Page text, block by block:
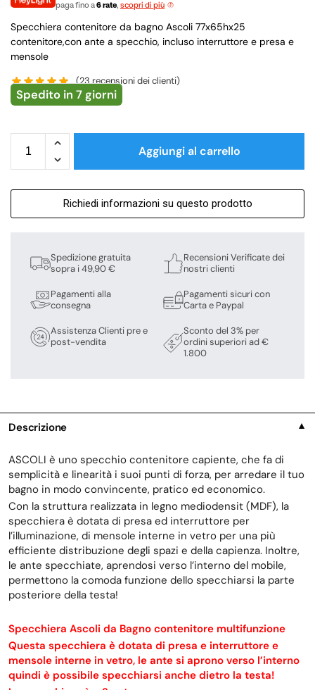
paga fino a6 rate, scopri di più
Specchiera contenitore da bagno Ascoli 77x65hx25
contenitore,con ante a specchio, incluso interruttore e presa e
mensole
(23recensioni dei clienti)
Spedito in 7 giorni
Aggiungi al carrello
Richiedi informazioni su questo prodotto
Spedizione gratuita
sopra i 49,90 €
Pagamenti alla
consegna
Assistenza Clienti pre e
post-vendita
Recensioni Verificate dei
nostri clienti
Pagamenti sicuri con
Carta e Paypal
Sconto del 3% per
ordini superiori ad €
1.800
Descrizione ▼
ASCOLI è uno specchio contenitore capiente, che fa di
semplicità e linearità i suoi punti di forza, per arredare il tuo
bagno in modo convincente, pratico ed economico.
Con la struttura realizzata in legno mediodensit (MDF), la
specchiera è dotata di presa ed interruttore per
l’illuminazione, di mensole interne in vetro per una più
efficiente distribuzione degli spazi e della capienza. Inoltre,
le ante specchiate, aprendosi verso l’interno del mobile,
permettono la comoda funzione dello specchiarsi la parte
posteriore della testa!
Specchiera Ascoli da Bagno contenitore multifunzione
Questa specchiera è dotata di presa e interruttore e
mensole interne in vetro, le ante si aprono verso l’interno
quindi è possibile specchiarsi anche dietro la testa!